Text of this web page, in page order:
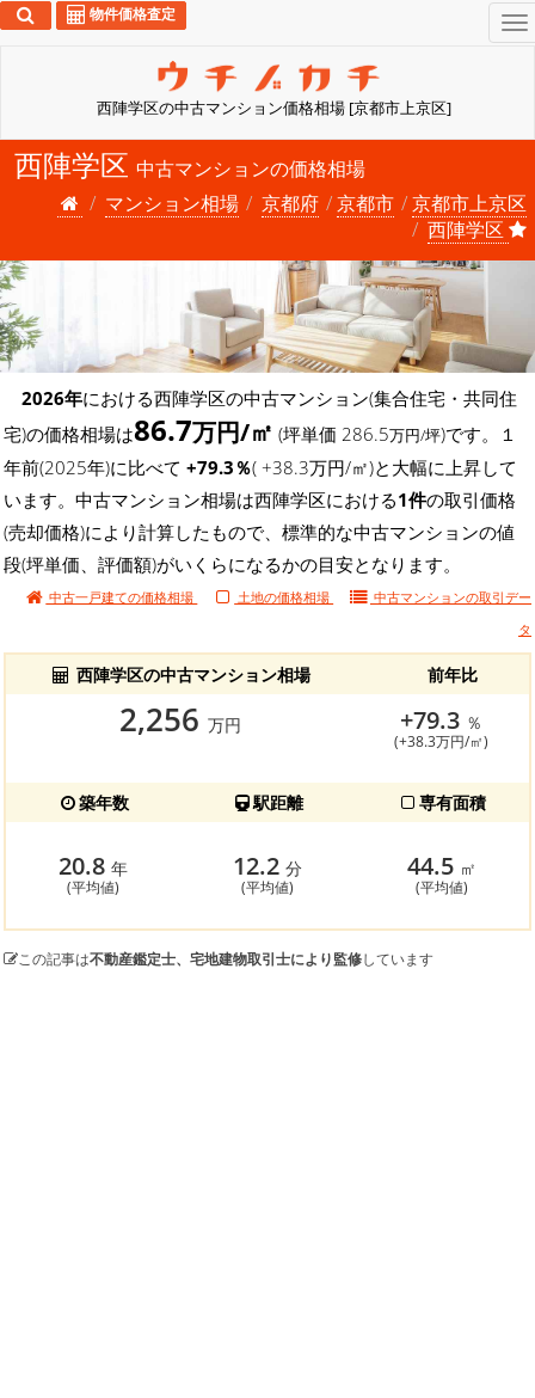
西陣学区の中古マンション価格相場 [京都市上京区]
物件価格査定
西陣学区 中古マンションの価格相場
マンション相場
京都府 京都市
京都市上京区
西陣学区
2026年における西陣学区の中古マンション(集合住宅・共同住
宅)の価格相場は86.7万円/㎡ (坪単価 286.5万円/坪)です。１
年前(2025年)に比べて +79.3％( +38.3万円/㎡)と大幅に上昇して
います。中古マンション相場は西陣学区における1件の取引価格
(売却価格)により計算したもので、標準的な中古マンションの値
段(坪単価、評価額)がいくらになるかの目安となります。
中古一戸建ての価格相場 土地の価格相場 中古マンションの取引デー
タ
西陣学区の中古マンション相場 前年比
2,256 万円 +79.3 ％
(+38.3万円/㎡)
築年数 駅距離 専有面積
20.8 年
(平均値)
12.2 分
(平均値)
44.5 ㎡
(平均値)
この記事は不動産鑑定士、宅地建物取引士により監修しています